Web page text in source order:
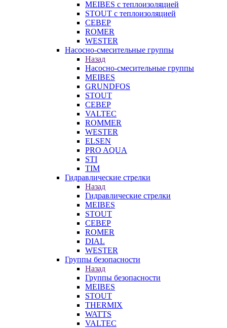
MEIBES с теплоизоляцией
STOUT с теплоизоляцией
СЕВЕР
ROMER
WESTER
Насосно-смесительные группы
Назад
Насосно-смесительные группы
MEIBES
GRUNDFOS
STOUT
СЕВЕР
VALTEC
ROMMER
WESTER
ELSEN
PRO AQUA
STI
TIM
Гидравлические стрелки
Назад
Гидравлические стрелки
MEIBES
STOUT
СЕВЕР
ROMER
DIAL
WESTER
Группы безопасности
Назад
Группы безопасности
MEIBES
STOUT
THERMIX
WATTS
VALTEC